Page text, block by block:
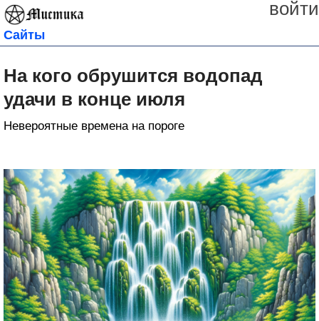
войти
Сайты
На кого обрушится водопад
удачи в конце июля
Невероятные времена на пороге